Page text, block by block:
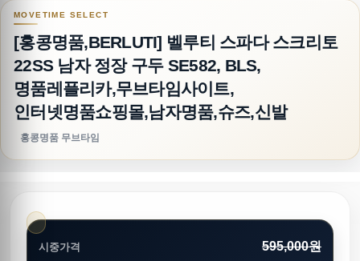
[홍콩명품,BERLUTI] 벨루티 스파다 스크리토
[홍콩명품,BERLUTI] 벨루티 스파다 스크리토
22SS 남자 정장 구두 SE582, BLS,
명품레플리카,무브타임사이트,
인터넷명품쇼핑몰,남자명품,슈즈,신발
홍콩명품 무브타임
시중가격 595,000원